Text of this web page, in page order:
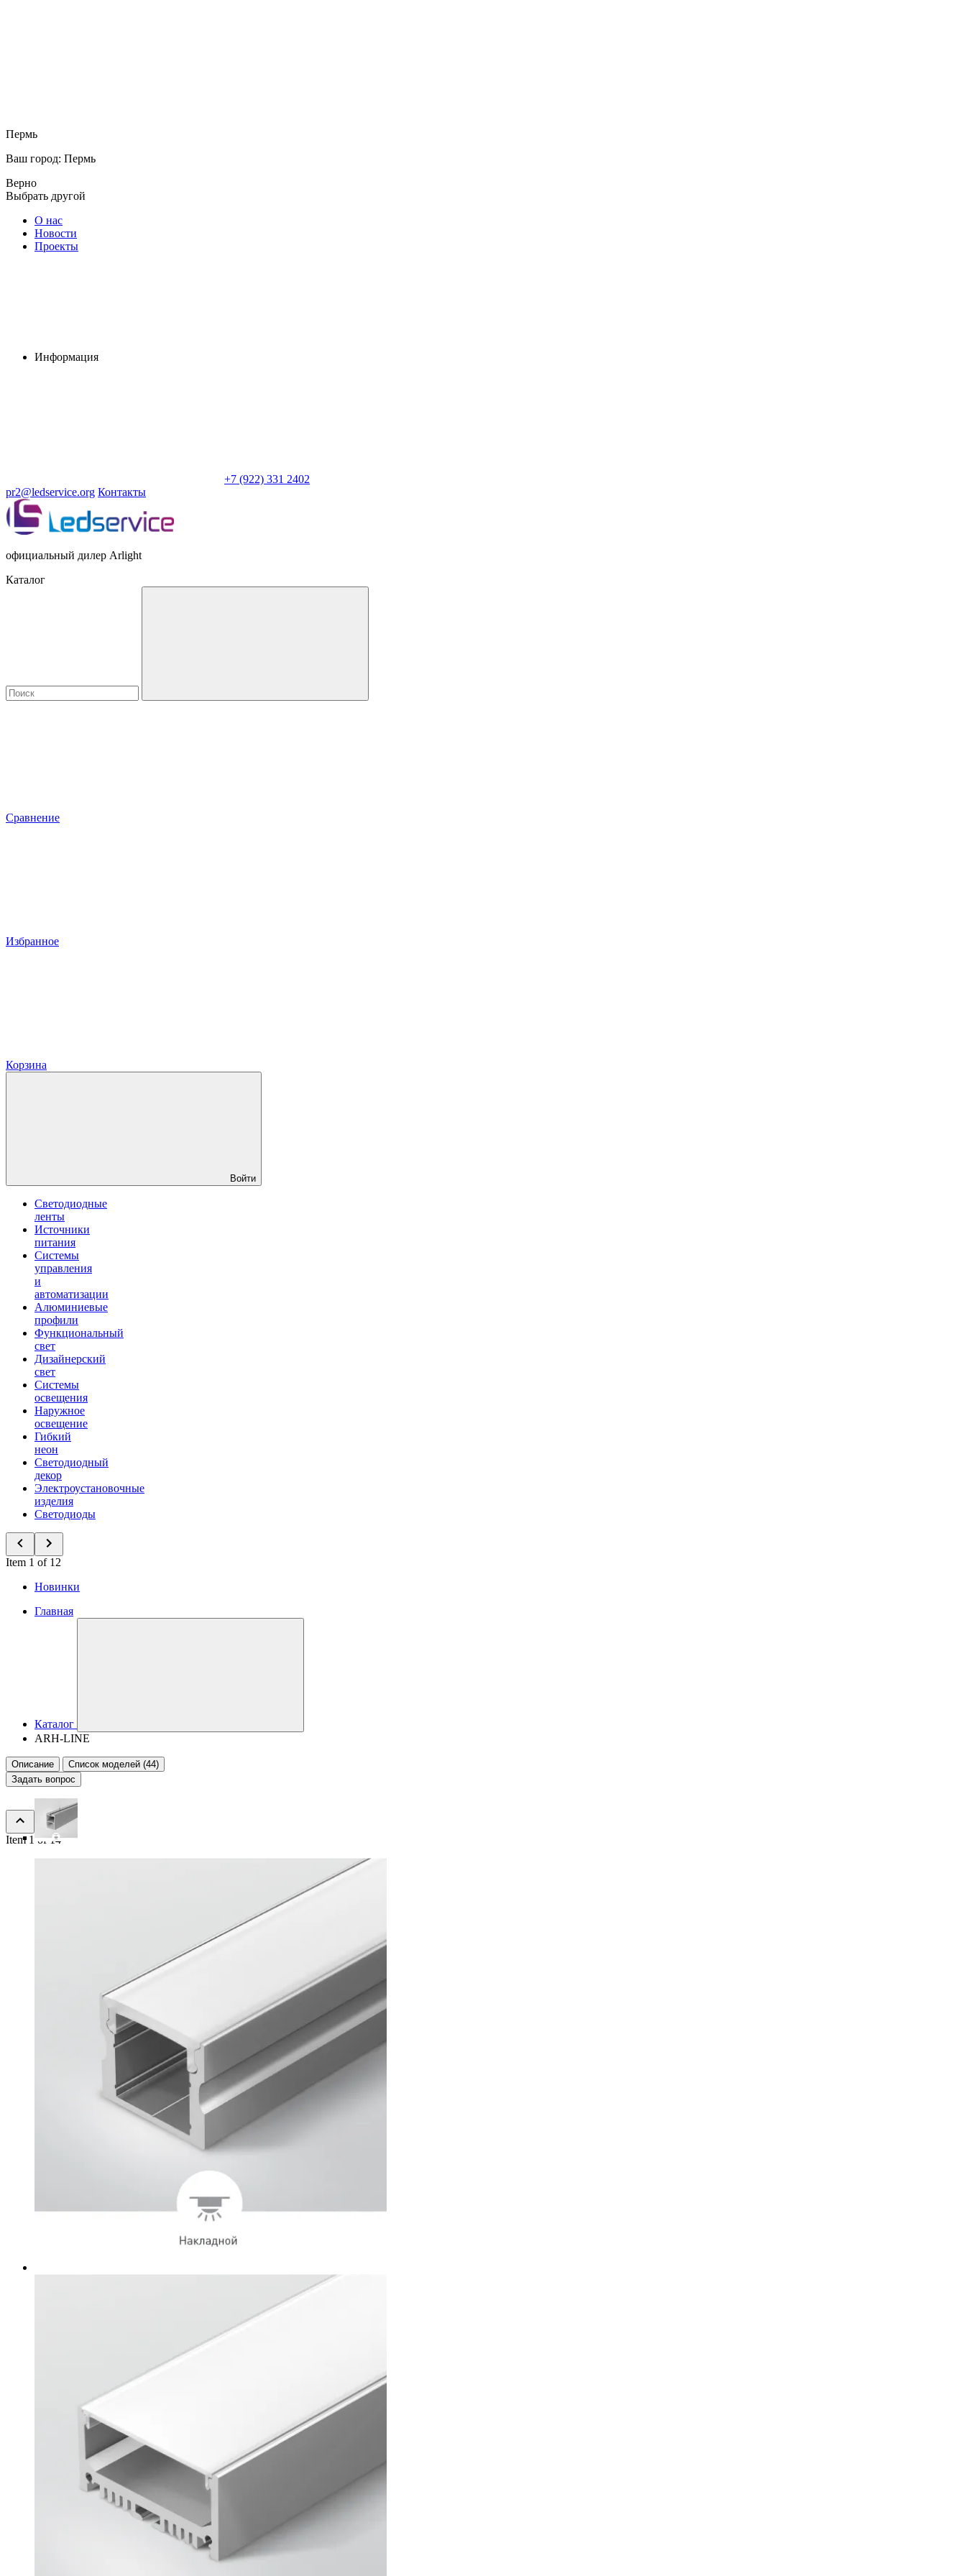
Пермь
Ваш город: Пермь
Верно
Выбрать другой
О нас
Новости
Проекты
Информация
+7 (922) 331 2402
pr2@ledservice.org Контакты
официальный дилер Arlight
Каталог
Сравнение
Избранное
Корзина
Войти
Светодиодные
ленты
Источники
питания
Системы
управления
и
автоматизации
Алюминиевые
профили
Функциональный
свет
Дизайнерский
свет
Системы
освещения
Наружное
освещение
Гибкий
неон
Светодиодный
декор
Электроустановочные
изделия
Светодиоды
Item 1 of 12
Новинки
Главная
Каталог
ARH-LINE
Описание
Список моделей (44)
Задать вопрос
Item 1 of 14